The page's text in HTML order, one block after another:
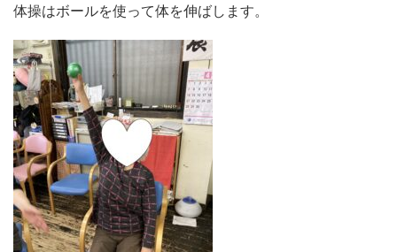
体操はボールを使って体を伸ばします。